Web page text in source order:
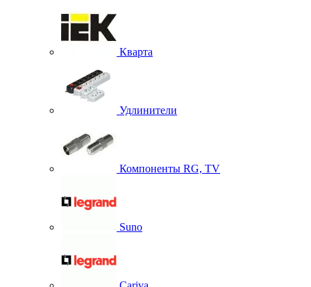
Кварта
Удлинители
Компоненты RG, TV
Suno